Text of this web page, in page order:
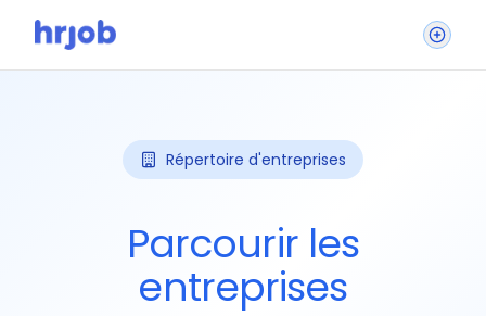
Répertoire d'entreprises
Parcourir les
entreprises